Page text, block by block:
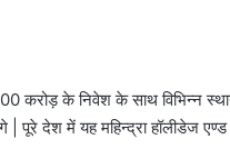
करोड़ के निवेश के साथ विभिन्न
देश में यह महिन्द्रा हॉलीडेज एण्ड